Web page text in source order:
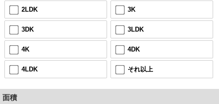
2LDK 3K
3DK 3LDK
4K 4DK
4LDK それ以上
面積